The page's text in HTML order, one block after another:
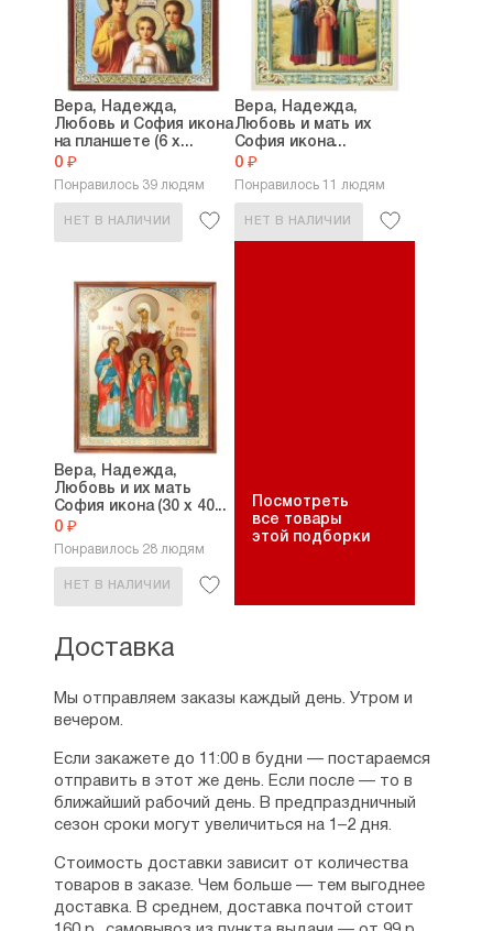
Вера, Надежда,
Любовь и София икона
на планшете (6 х...
0 ₽
Понравилось 39 людям
НЕТ В НАЛИЧИИ
Вера, Надежда,
Любовь и мать их
София икона...
0 ₽
Понравилось 11 людям
НЕТ В НАЛИЧИИ
Вера, Надежда,
Любовь и их мать
София икона (30 х 40...
0 ₽
Понравилось 28 людям
НЕТ В НАЛИЧИИ
Посмотреть
все товары
этой подборки
Доставка
Мы отправляем заказы каждый день. Утром и
вечером.
Если закажете до 11:00 в будни — постараемся
отправить в этот же день. Если после — то в
ближайший рабочий день. В предпраздничный
сезон сроки могут увеличиться на 1–2 дня.
Стоимость доставки зависит от количества
товаров в заказе. Чем больше — тем выгоднее
доставка. В среднем, доставка почтой стоит